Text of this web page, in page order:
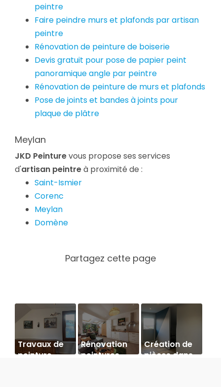
peintre
Faire peindre murs et plafonds par artisan
peintre
Rénovation de peinture de boiserie
Devis gratuit pour pose de papier peint
panoramique angle par peintre
Rénovation de peinture de murs et plafonds
Pose de joints et bandes à joints pour
plaque de plâtre
Meylan
JKD Peinturevous propose ses services
d'artisan peintreà proximité de :
Saint-Ismier
Corenc
Meylan
Domène
Travaux de
peinture
Rénovation
peintures
Création de
pièces dans